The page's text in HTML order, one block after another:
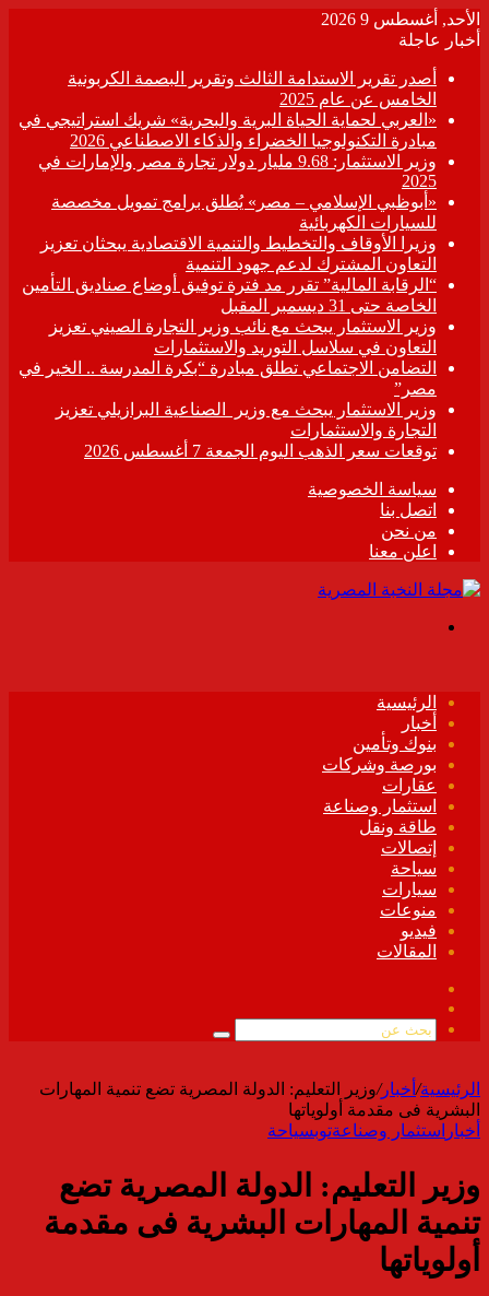
الأحد, أغسطس 9 2026
أخبار عاجلة
أصدر تقرير الاستدامة الثالث وتقرير البصمة الكربونية
الخامس عن عام 2025
«العربي لحماية الحياة البرية والبحرية» شريك استراتيجي في
مبادرة التكنولوجيا الخضراء والذكاء الاصطناعي 2026
وزير الاستثمار: 9.68 مليار دولار تجارة مصر والإمارات في
2025
«أبوظبي الإسلامي – مصر» يُطلق برامج تمويل مخصصة
للسيارات الكهربائية
وزيرا الأوقاف والتخطيط والتنمية الاقتصادية يبحثان تعزيز
التعاون المشترك لدعم جهود التنمية
“الرقابة المالية” تقرر مد فترة توفيق أوضاع صناديق التأمين
الخاصة حتى 31 ديسمبر المقبل
وزير الاستثمار يبحث مع نائب وزير التجارة الصيني تعزيز
التعاون في سلاسل التوريد والاستثمارات
التضامن الاجتماعي تطلق مبادرة “بكرة المدرسة .. الخير في
مصر”
وزير الاستثمار يبحث مع وزير الصناعية البرازيلي تعزيز
التجارة والاستثمارات
توقعات سعر الذهب اليوم الجمعة 7 أغسطس 2026
سياسة الخصوصية
اتصل بنا
من نحن
اعلن معنا
الرئيسية
أخبار
بنوك وتأمين
بورصة وشركات
عقارات
استثمار وصناعة
طاقة ونقل
إتصالات
سياحة
سيارات
منوعات
فيديو
المقالات
الموقع
بحث
الرئيسية/ أخبار/وزير التعليم: الدولة المصرية تضع تنمية المهارات
البشرية فى مقدمة أولوياتها
أخبار استثمار وصناعةتوبسياحة
وزير التعليم: الدولة المصرية تضع
تنمية المهارات البشرية فى مقدمة
أولوياتها